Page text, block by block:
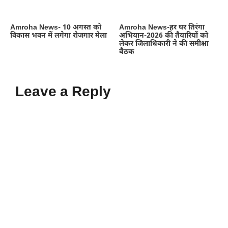
Amroha News- 10 अगस्त को
विकास भवन में लगेगा रोजगार मेला
Amroha News-हर घर तिरंगा
अभियान-2026 की तैयारियों को
लेकर जिलाधिकारी ने की समीक्षा
बैठक
Leave a Reply